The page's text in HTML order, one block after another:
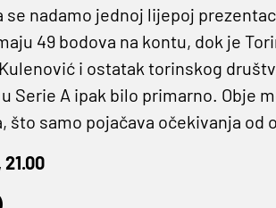
nadamo jednoj lijepoj
49 bodova na kontu, dok je
i ostatak torinskog
Serie A ipak bilo primarno. Obje
što samo pojačava očekivanja od